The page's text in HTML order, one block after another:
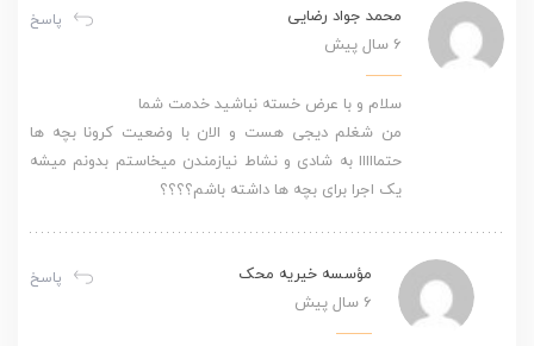
پاسخ
محمد جواد رضایی
6 سال پیش
سلام و با عرض خسته نباشید خدمت شما
من شغلم دیجی هست و الان با وضعیت کرونا بچه ها
حتمااااا به شادی و نشاط نیازمندن میخاستم بدونم میشه
یک اجرا برای بچه ها داشته باشم؟؟؟؟
پاسخ
مؤسسه خیریه محک
6 سال پیش